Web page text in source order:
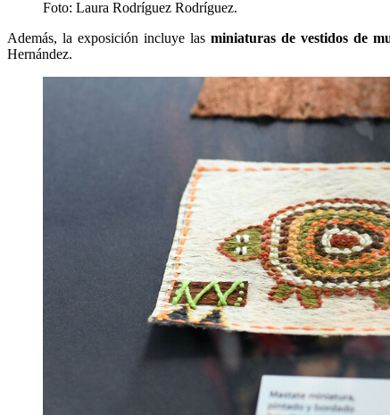
Foto: Laura Rodríguez Rodríguez.
Además, la exposición incluye las miniaturas de vestidos de
Hernández.